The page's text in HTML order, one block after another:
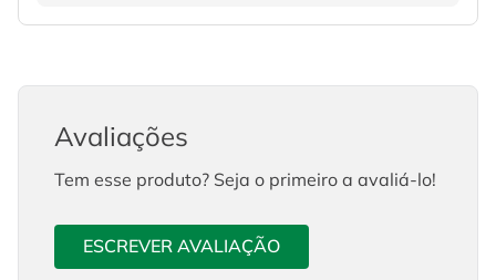
Avaliações
Tem esse produto? Seja o primeiro a avaliá-lo!
ESCREVER AVALIAÇÃO